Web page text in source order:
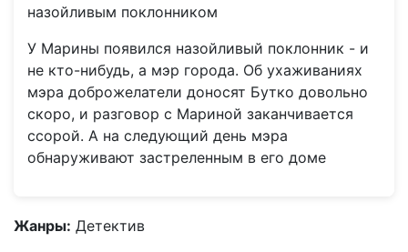
назойливым поклонником
У Марины появился назойливый поклонник - и
не кто-нибудь, а мэр города. Об ухаживаниях
мэра доброжелатели доносят Бутко довольно
скоро, и разговор с Мариной заканчивается
ссорой. А на следующий день мэра
обнаруживают застреленным в его доме
Жанры: Детектив